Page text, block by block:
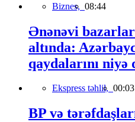
Biznes, 08:44
Ənənəvi
altında:
qaydalarını
Ekspress təhlil, 00:03
BP və